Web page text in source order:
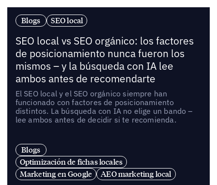
Blogs SEO local
SEO local vs SEO orgánico: los factores
de posicionamiento nunca fueron los
mismos – y la búsqueda con IA lee
ambos antes de recomendarte
El SEO local y el SEO orgánico siempre han
funcionado con factores de posicionamiento
distintos. La búsqueda con IA no elige un bando –
lee ambos antes de decidir si te recomienda.
Blogs
Optimización de fichas locales
Marketing en Google
AEO marketing local